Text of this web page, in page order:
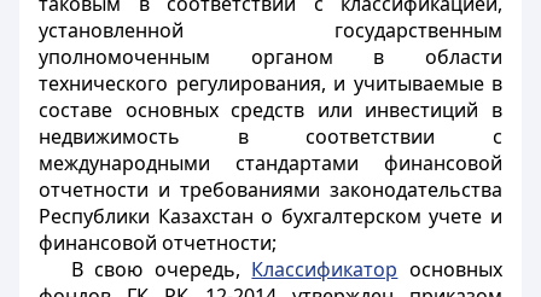
установленной государственным
уполномоченным органом в области
технического регулирования, и учитываемые в
составе основных средств или инвестиций в
недвижимость в соответствии с
международными стандартами финансовой
отчетности и требованиями законодательства
Республики Казахстан о бухгалтерском учете и
финансовой отчетности;
В свою очередь, Классификатор основных